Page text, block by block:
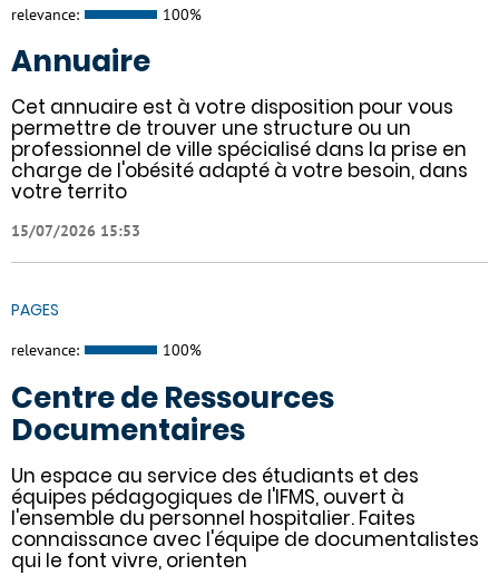
relevance: 100%
Annuaire
Cet annuaire est à votre disposition pour vous
permettre de trouver une structure ou un
professionnel de ville spécialisé dans la prise en
charge de l'obésité adapté à votre besoin, dans
votre territo
15/07/2026 15:53
PAGES
relevance: 100%
Centre de Ressources
Documentaires
Un espace au service des étudiants et des
équipes pédagogiques de l'IFMS, ouvert à
l'ensemble du personnel hospitalier. Faites
connaissance avec l'équipe de documentalistes
qui le font vivre, orienten